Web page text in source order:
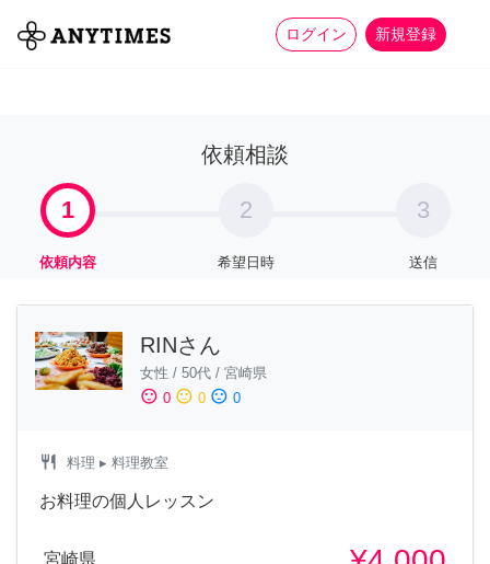
ログイン 新規登録
全て 家事 more_horiz
依頼相談
1
依頼内容
2
希望日時
3
送信
RINさん
女性 / 50代 / 宮崎県
sentiment_satisfied 0 sentiment_neutral 0 sentiment_dissatisfied 0
restaurant 料理 ▸ 料理教室
お料理の個人レッスン
宮崎県